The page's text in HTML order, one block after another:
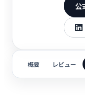
公
概要 レビュー